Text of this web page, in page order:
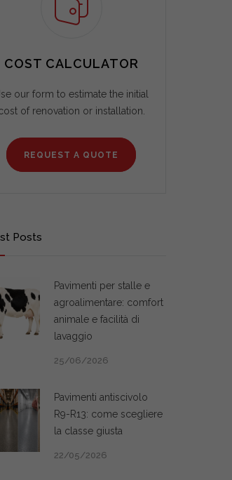
COST CALCULATOR
our form to estimate the initial
of renovation or installation.
REQUEST A QUOTE
Posts
Pavimenti per stalle e
agroalimentare: comfort
animale e facilità di
lavaggio
25/06/2026
Pavimenti antiscivolo
R9-R13: come scegliere
la classe giusta
22/05/2026